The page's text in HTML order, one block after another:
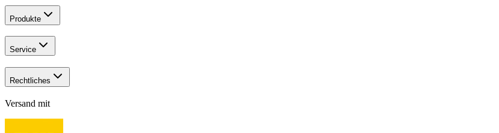
Produkte
Service
Rechtliches
Versand mit